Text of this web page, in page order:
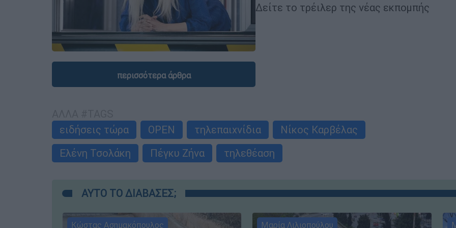
Δείτε το τρέιλερ της νέας εκπομπής
περισσότερα άρθρα
ειδήσεις τώρα
OPEN τηλεπαιχνίδια
Νίκος Καρβέλας
Ελένη Τσολάκη
Πέγκυ Ζήνα τηλεθέαση
ΑΥΤΟ ΤΟ ΔΙΑΒΑΣΕΣ;
Κώστας Ασημακόπουλος Μαρία Λιλιοπούλου